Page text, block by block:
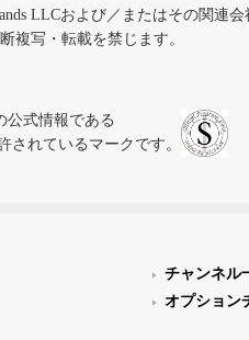
LLCおよび／またはその関連
複写・転載を禁じます。
公式情報である
されているマークです。
チャンネル
オプション